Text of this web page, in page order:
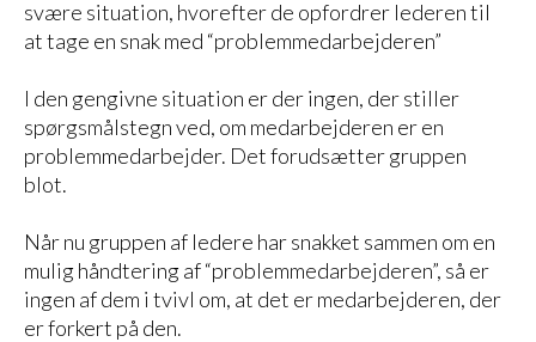
svære situation, hvorefter de opfordrer lederen til
at tage en snak med “problemmedarbejderen”
I den gengivne situation er der ingen, der stiller
spørgsmålstegn ved, om medarbejderen er en
problemmedarbejder. Det forudsætter gruppen
blot.
Når nu gruppen af ledere har snakket sammen om en
mulig håndtering af “problemmedarbejderen”, så er
ingen af dem i tvivl om, at det er medarbejderen, der
er forkert på den.